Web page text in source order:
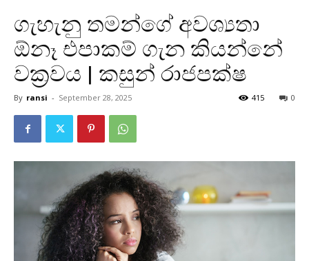
ගැහැනු තමන්ගේ අවශ්‍යතා
ඕනෑ එපාකම් ගැන කියන්නේ
වක්‍රවය | කසුන් රාජපක්ෂ
By ransi - September 28, 2025 0
415